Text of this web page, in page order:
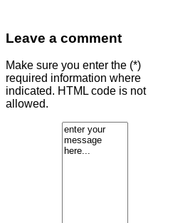
Leave a comment
Make sure you enter the (*)
required information where
indicated. HTML code is not
allowed.